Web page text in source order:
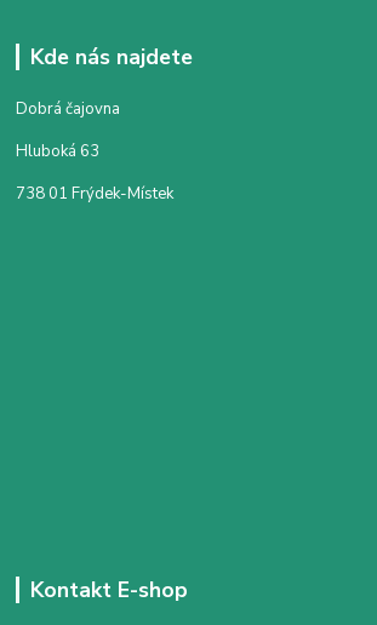
Kde nás najdete
Dobrá čajovna
Hluboká 63
738 01 Frýdek-Místek
Kontakt E-shop